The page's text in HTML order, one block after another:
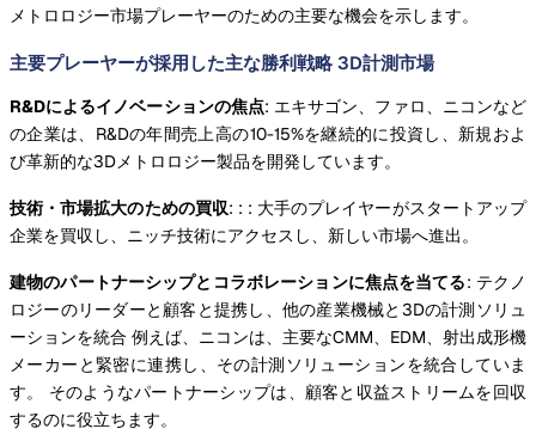
メトロロジー市場プレーヤーのための主要な機会を示します。
主要プレーヤーが採用した主な勝利戦略 3D計測市場
R&Dによるイノベーションの焦点: エキサゴン、ファロ、ニコンなど
の企業は、R&Dの年間売上高の10-15%を継続的に投資し、新規およ
び革新的な3Dメトロロジー製品を開発しています。
技術・市場拡大のための買収: : : 大手のプレイヤーがスタートアップ
企業を買収し、ニッチ技術にアクセスし、新しい市場へ進出。
建物のパートナーシップとコラボレーションに焦点を当てる: テクノ
ロジーのリーダーと顧客と提携し、他の産業機械と3Dの計測ソリュ
ーションを統合 例えば、ニコンは、主要なCMM、EDM、射出成形機
メーカーと緊密に連携し、その計測ソリューションを統合していま
す。 そのようなパートナーシップは、顧客と収益ストリームを回収
するのに役立ちます。